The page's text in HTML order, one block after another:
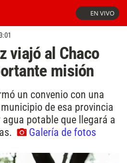
EN VIVO
viajó al Chaco
misión
un convenio con una
de esa provincia
potable que llegará a
Galería de fotos